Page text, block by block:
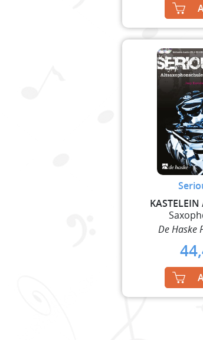
KASTELEIN
De Haske